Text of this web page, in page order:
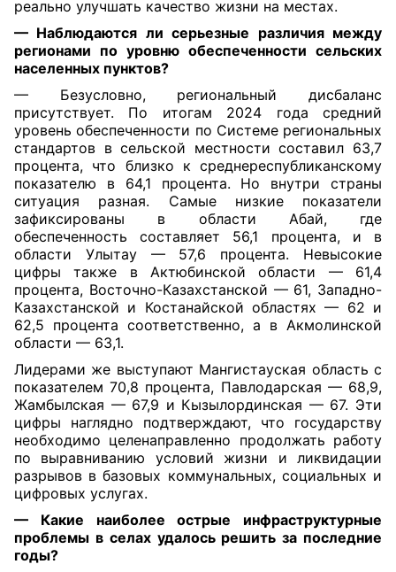
реально улучшать качество жизни на местах.
— Наблюдаются ли серьезные различия между
регионами по уровню обеспеченности сельских
населенных пунктов?
— Безусловно, региональный дисбаланс
присутствует. По итогам 2024 года средний
уровень обеспеченности по Системе региональных
стандартов в сельской местности составил 63,7
процента, что близко к среднереспубликанскому
показателю в 64,1 процента. Но внутри страны
ситуация разная. Самые низкие показатели
зафиксированы в области Абай, где
обеспеченность составляет 56,1 процента, и в
области Улытау — 57,6 процента. Невысокие
цифры также в Актюбинской области — 61,4
процента, Восточно-Казахстанской — 61, Западно-
Казахстанской и Костанайской областях — 62 и
62,5 процента соответственно, а в Акмолинской
области — 63,1.
Лидерами же выступают Мангистауская область с
показателем 70,8 процента, Павлодарская — 68,9,
Жамбылская — 67,9 и Кызылординская — 67. Эти
цифры наглядно подтверждают, что государству
необходимо целенаправленно продолжать работу
по выравниванию условий жизни и ликвидации
разрывов в базовых коммунальных, социальных и
цифровых услугах.
— Какие наиболее острые инфраструктурные
проблемы в селах удалось решить за последние
годы?